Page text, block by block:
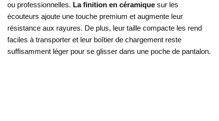
ou professionnelles. La finition en céramique sur les
écouteurs ajoute une touche premium et augmente leur
résistance aux rayures. De plus, leur taille compacte les rend
faciles à transporter et leur boîtier de chargement reste
suffisamment léger pour se glisser dans une poche de pantalon.